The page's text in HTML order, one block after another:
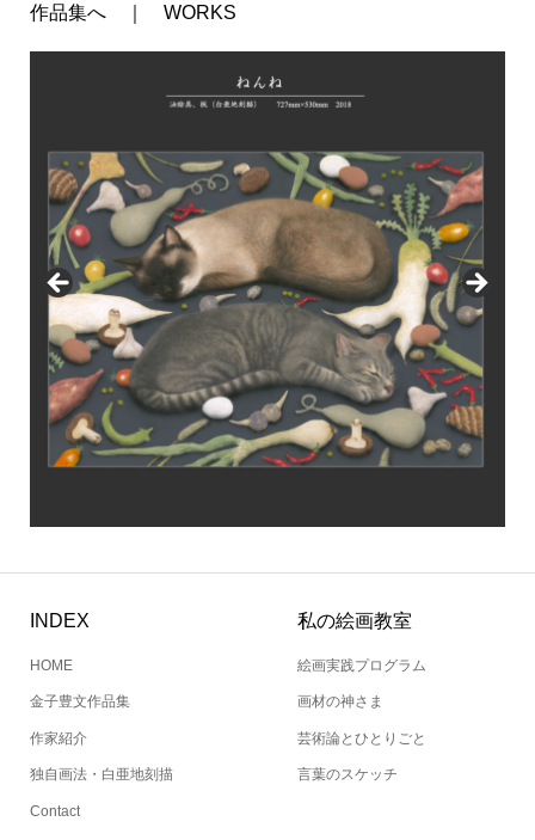
作品集へ ｜ WORKS
INDEX
HOME
金子豊文作品集
作家紹介
独自画法・白亜地刻描
Contact
私の絵画教室
絵画実践プログラム
画材の神さま
芸術論とひとりごと
言葉のスケッチ